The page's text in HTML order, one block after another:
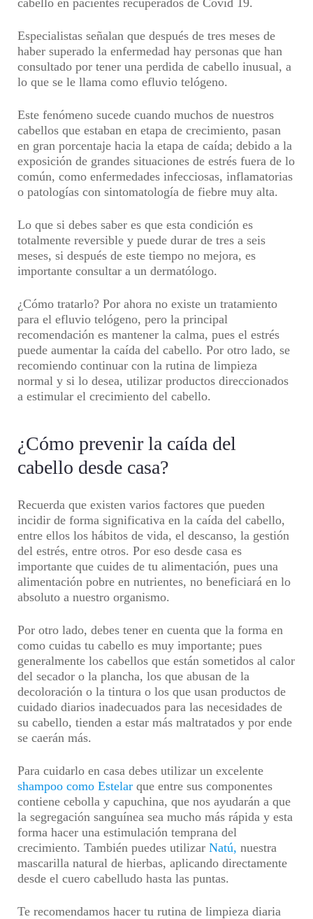
cabello en pacientes recuperados de Covid 19.
Especialistas señalan que después de tres meses de
haber superado la enfermedad hay personas que han
consultado por tener una perdida de cabello inusual, a
lo que se le llama como efluvio telógeno.
Este fenómeno sucede cuando muchos de nuestros
cabellos que estaban en etapa de crecimiento, pasan
en gran porcentaje hacia la etapa de caída; debido a la
exposición de grandes situaciones de estrés fuera de lo
común, como enfermedades infecciosas, inflamatorias
o patologías con sintomatología de fiebre muy alta.
Lo que si debes saber es que esta condición es
totalmente reversible y puede durar de tres a seis
meses, si después de este tiempo no mejora, es
importante consultar a un dermatólogo.
¿Cómo tratarlo? Por ahora no existe un tratamiento
para el efluvio telógeno, pero la principal
recomendación es mantener la calma, pues el estrés
puede aumentar la caída del cabello. Por otro lado, se
recomiendo continuar con la rutina de limpieza
normal y si lo desea, utilizar productos direccionados
a estimular el crecimiento del cabello.
¿Cómo prevenir la caída del
cabello desde casa?
Recuerda que existen varios factores que pueden
incidir de forma significativa en la caída del cabello,
entre ellos los hábitos de vida, el descanso, la gestión
del estrés, entre otros. Por eso desde casa es
importante que cuides de tu alimentación, pues una
alimentación pobre en nutrientes, no beneficiará en lo
absoluto a nuestro organismo.
Por otro lado, debes tener en cuenta que la forma en
como cuidas tu cabello es muy importante; pues
generalmente los cabellos que están sometidos al calor
del secador o la plancha, los que abusan de la
decoloración o la tintura o los que usan productos de
cuidado diarios inadecuados para las necesidades de
su cabello, tienden a estar más maltratados y por ende
se caerán más.
Para cuidarlo en casa debes utilizar un excelente
shampoo como Estelar que entre sus componentes
contiene cebolla y capuchina, que nos ayudarán a que
la segregación sanguínea sea mucho más rápida y esta
forma hacer una estimulación temprana del
crecimiento. También puedes utilizar Natú, nuestra
mascarilla natural de hierbas, aplicando directamente
desde el cuero cabelludo hasta las puntas.
Te recomendamos hacer tu rutina de limpieza diaria